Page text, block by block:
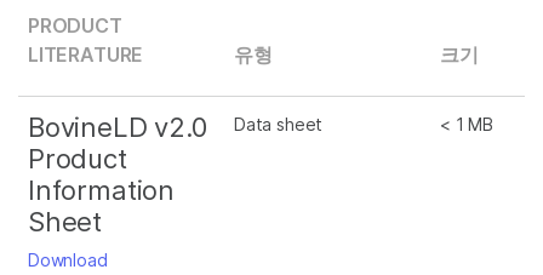
PRODUCT
LITERATURE
유형 크기
BovineLD v2.0
Product
Information
Sheet
Download
Data sheet < 1 MB